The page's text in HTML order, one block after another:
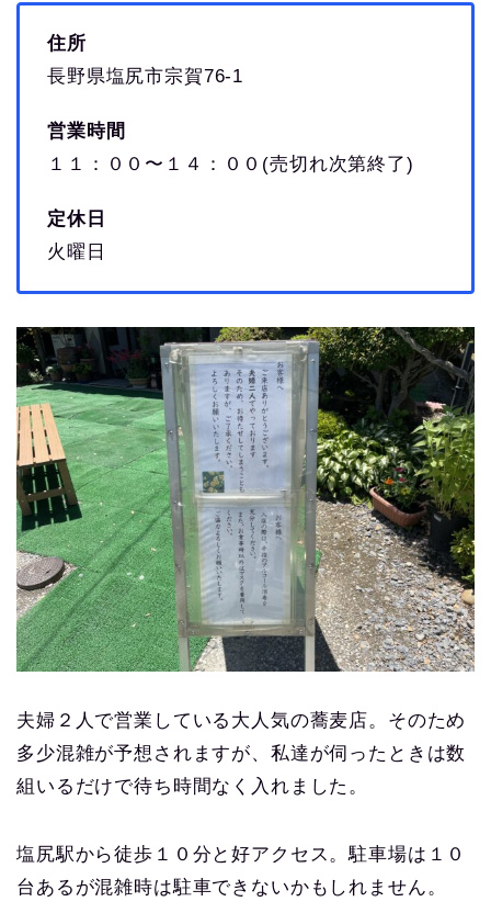
住所
長野県塩尻市宗賀76-1
営業時間
１１：００〜１４：００(売切れ次第終了)
定休日
火曜日
夫婦２人で営業している大人気の蕎麦店。そのため
多少混雑が予想されますが、私達が伺ったときは数
組いるだけで待ち時間なく入れました。
塩尻駅から徒歩１０分と好アクセス。駐車場は１０
台あるが混雑時は駐車できないかもしれません。